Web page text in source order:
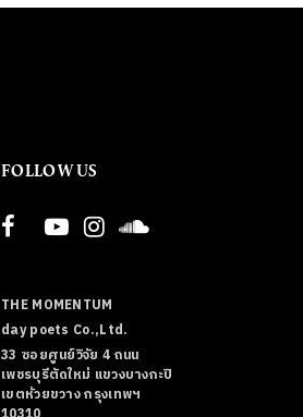
FOLLOW US
THE MOMENTUM
day poets Co.,Ltd.
33 ซอยศูนย์วิจัย 4 ถนน
เพชรบุรีตัดใหม่ แขวงบางกะปิ
เขตห้วยขวาง กรุงเทพฯ